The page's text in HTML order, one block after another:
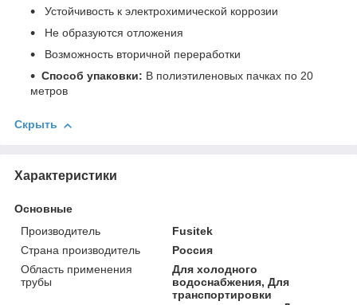
Устойчивость к электрохимической коррозии
Не образуются отложения
Возможность вторичной переработки
Способ упаковки: В полиэтиленовых пачках по 20
метров
Скрыть
Характеристики
Основные
Производитель
Fusitek
Страна производитель
Россия
Область применения
трубы
Для холодного
водоснабжения, Для
транспортировки